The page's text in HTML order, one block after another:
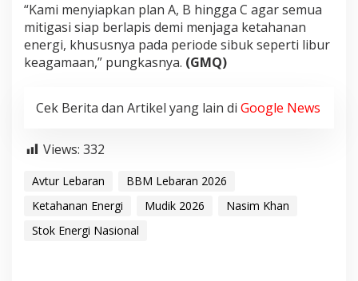
“Kami menyiapkan plan A, B hingga C agar semua
mitigasi siap berlapis demi menjaga ketahanan
energi, khususnya pada periode sibuk seperti libur
keagamaan,” pungkasnya. (GMQ)
Cek Berita dan Artikel yang lain di Google News
Views: 332
Avtur Lebaran
BBM Lebaran 2026
Ketahanan Energi
Mudik 2026
Nasim Khan
Stok Energi Nasional